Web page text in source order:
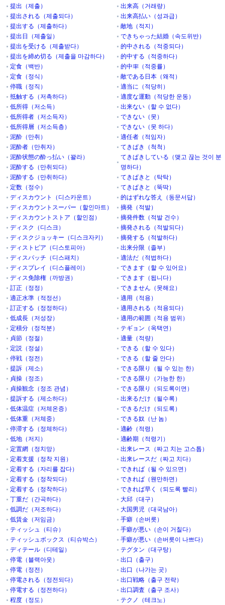
提出（제출）
提出される（제출되다）
提出する（제출하다）
提出日（제출일）
提出を受ける（제출받다）
提出を締め切る（제출을 마감하다）
定食（백반）
定食（정식）
停職（정직）
抵触する（저촉하다）
低所得（저소득）
低所得者（저소득자）
低所得層（저소득층）
泥酔（만취）
泥酔者（만취자）
泥酔状態の酔っ払い（꽐라）
泥酔する（만취되다）
泥酔する（만취하다）
定数（정수）
ディスカウント（디스카운트）
ディスカウントスーパー（할인마트）
ディスカウントストア（할인점）
ディスク（디스크）
ディスクジョッキー（디스크자키）
ディストピア（디스토피아）
ディスパッチ（디스패치）
ディスプレイ（디스플레이）
ディス免除権（까방권）
訂正（정정）
適正水準（적정선）
訂正する（정정하다）
低成長（저성장）
定積分（정적분）
貞節（정절）
定説（정설）
停戦（정전）
提訴（제소）
貞操（정조）
貞操観念（정조 관념）
提訴する（제소하다）
低体温症（저체온증）
低体重（저체중）
停滞する（정체하다）
低地（저지）
定置網（정치망）
定着支援（정착 지원）
定着する（자리를 잡다）
定着する（정착되다）
定着する（정착하다）
丁重だ（간곡하다）
低調だ（저조하다）
低賃金（저임금）
ティッシュ（티슈）
ティッシュボックス（티슈박스）
ディテール（디테일）
停電（블랙아웃）
停電（정전）
停電される（정전되다）
停電する（정전하다）
程度（정도）
出来高（거래량）
出来高払い（성과급）
敵地（적지）
できちゃった結婚（속도위반）
的中される（적중되다）
的中する（적중하다）
的中率（적중률）
敵である日本（왜적）
適当に（적당히）
適度な運動（적당한 운동）
出来ない（할 수 없다）
できない（못）
できない（못 하다）
適任者（적임자）
てきぱき（척척）
てきぱきしている（맺고 끊는 것이 분
명하다）
てきぱきと（탁탁）
てきぱきと（뚝딱）
的はずれな答え（동문서답）
摘発（적발）
摘発件数（적발 건수）
摘発される（적발되다）
摘発する（적발하다）
出来分限（졸부）
適法だ（적법하다）
できます（할 수 있어요）
できます（됩니다）
できません（못해요）
適用（적용）
適用される（적용되다）
適用の範囲（적용 범위）
テギョン（옥택연）
適量（적량）
できる（할 수 있다）
できる（할 줄 안다）
できる限り（될 수 있는 한）
できる限り（가능한 한）
できる限り（되도록이면）
出来るだけ（될수록）
できるだけ（되도록）
できる奴（난 놈）
適齢（적령）
適齢期（적령기）
出来レース（짜고 치는 고스톱）
出来レースだ（짜고 치다）
できれば（될 수 있으면）
できれば（웬만하면）
できれば早く（되도록 빨리）
大邱（대구）
大国男児（대국남아）
手癖（손버릇）
手癖が悪い（손이 거칠다）
手癖が悪い（손버릇이 나쁘다）
テグタン（대구탕）
出口（출구）
出口（나가는 곳）
出口戦略（출구 전략）
出口調査（출구 조사）
テクノ（테크노）